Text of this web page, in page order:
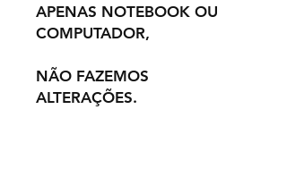
APENAS NOTEBOOK OU
COMPUTADOR,
NÃO FAZEMOS
ALTERAÇÕES.